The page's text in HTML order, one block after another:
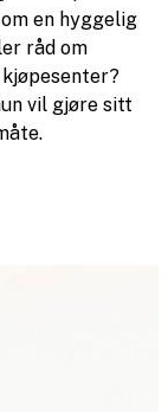
en hyggelig
råd om
vil gjøre sitt